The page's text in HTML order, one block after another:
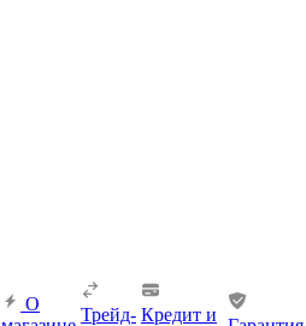
О
Трейд- Кредит и